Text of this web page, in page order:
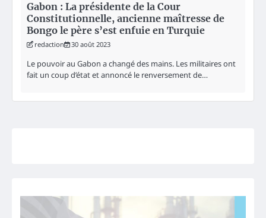
Gabon : La présidente de la Cour
Constitutionnelle, ancienne maîtresse de
Bongo le père s’est enfuie en Turquie
redaction 30 août 2023
Le pouvoir au Gabon a changé des mains. Les militaires ont
fait un coup d’état et annoncé le renversement de…